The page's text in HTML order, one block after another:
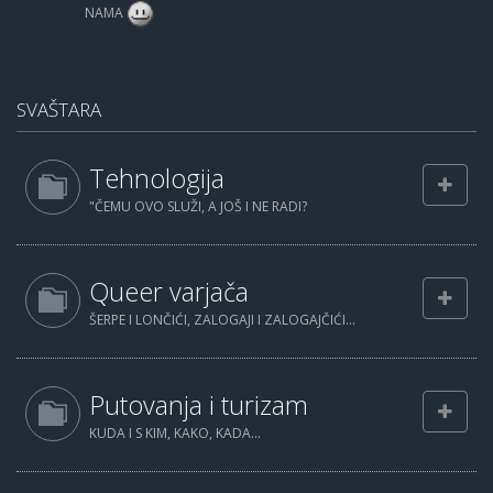
NAMA
SVAŠTARA
Tehnologija
"ČEMU OVO SLUŽI, A JOŠ I NE RADI?
Queer varjača
ŠERPE I LONČIĆI, ZALOGAJI I ZALOGAJČIĆI...
Putovanja i turizam
KUDA I S KIM, KAKO, KADA...